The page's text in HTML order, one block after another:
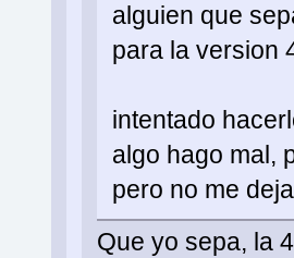
alguien que
para la version
intentado
algo hago mal,
pero no me
Que yo sepa, la